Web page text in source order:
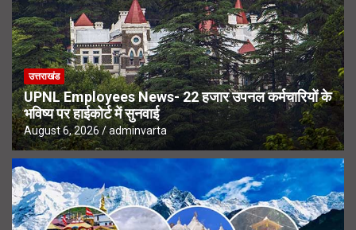
उत्तराखंड
UPNL Employees News- 22 हजार उपनल कर्मचारियों के
भविष्य पर हाईकोर्ट में सुनवाई
August 6, 2026 adminvarta